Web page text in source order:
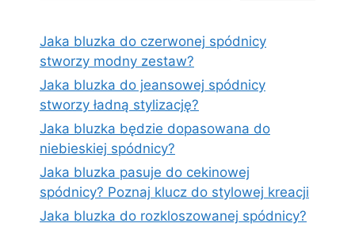
Jaka bluzka do czerwonej spódnicy
stworzy modny zestaw?
Jaka bluzka do jeansowej spódnicy
stworzy ładną stylizację?
Jaka bluzka będzie dopasowana do
niebieskiej spódnicy?
Jaka bluzka pasuje do cekinowej
spódnicy? Poznaj klucz do stylowej kreacji
Jaka bluzka do rozkloszowanej spódnicy?